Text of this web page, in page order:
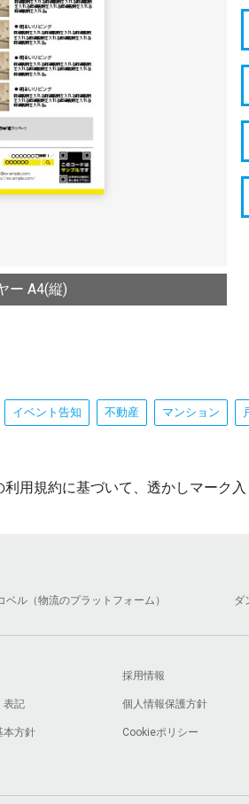
ー A4(縦)
イベント告知 不動産 マンション
用規約に基づいて、透かしマーク
ベル（物流のプラットフォーム） ダ
採用情報
表記 個人情報保護方針
本方針 Cookieポリシー